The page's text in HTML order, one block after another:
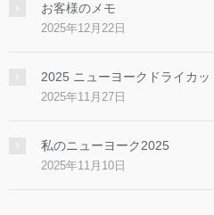
お客様のメモ
2025年12月22日
2025 ニューヨークドライカ
2025年11月27日
私のニューヨーク2025
2025年11月10日